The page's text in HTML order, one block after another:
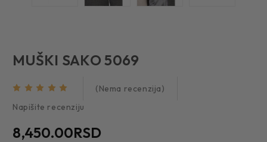
MUŠKI SAKO 5069
(Nema recenzija)
Napišite recenziju
8,450.00RSD